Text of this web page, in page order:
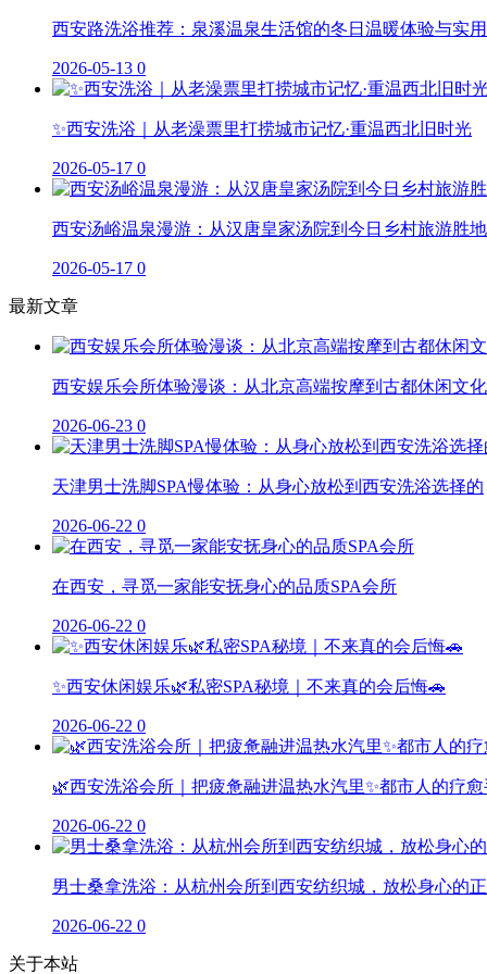
西安路洗浴推荐：泉溪温泉生活馆的冬日温暖体验与实
2026-05-13 0
✨西安洗浴｜从老澡票里打捞城市记忆·重温西北旧时光
2026-05-17 0
西安汤峪温泉漫游：从汉唐皇家汤院到今日乡村旅游胜地
2026-05-17 0
最新文章
西安娱乐会所体验漫谈：从北京高端按摩到古都休闲文化
2026-06-23 0
天津男士洗脚SPA慢体验：从身心放松到西安洗浴选择的
2026-06-22 0
在西安，寻觅一家能安抚身心的品质SPA会所
2026-06-22 0
✨西安休闲娱乐🌿私密SPA秘境｜不来真的会后悔🚗
2026-06-22 0
🌿西安洗浴会所｜把疲惫融进温热水汽里✨都市人的疗愈
2026-06-22 0
男士桑拿洗浴：从杭州会所到西安纺织城，放松身心的
2026-06-22 0
关于本站